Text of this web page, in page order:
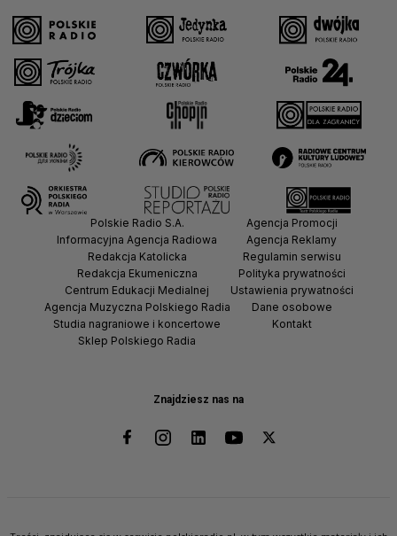
Znajdziesz nas na
Polskie Radio S.A.
Informacyjna Agencja Radiowa
Redakcja Katolicka
Redakcja Ekumeniczna
Centrum Edukacji Medialnej
Agencja Muzyczna Polskiego Radia
Studia nagraniowe i koncertowe
Sklep Polskiego Radia
Agencja Promocji
Agencja Reklamy
Regulamin serwisu
Polityka prywatności
Ustawienia prywatności
Dane osobowe
Kontakt